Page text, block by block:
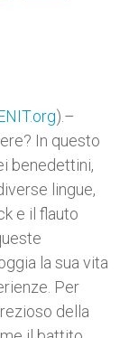
).–
In questo
benedettini,
lingue,
e il flauto
la sua vita
Per
della